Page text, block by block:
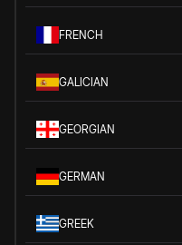
FRENCH
GALICIAN
GEORGIAN
GERMAN
GREEK